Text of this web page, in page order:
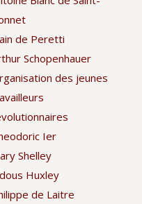
de Peretti
Schopenhauer
des jeunes
Ier
Shelley
Huxley
de Laitre